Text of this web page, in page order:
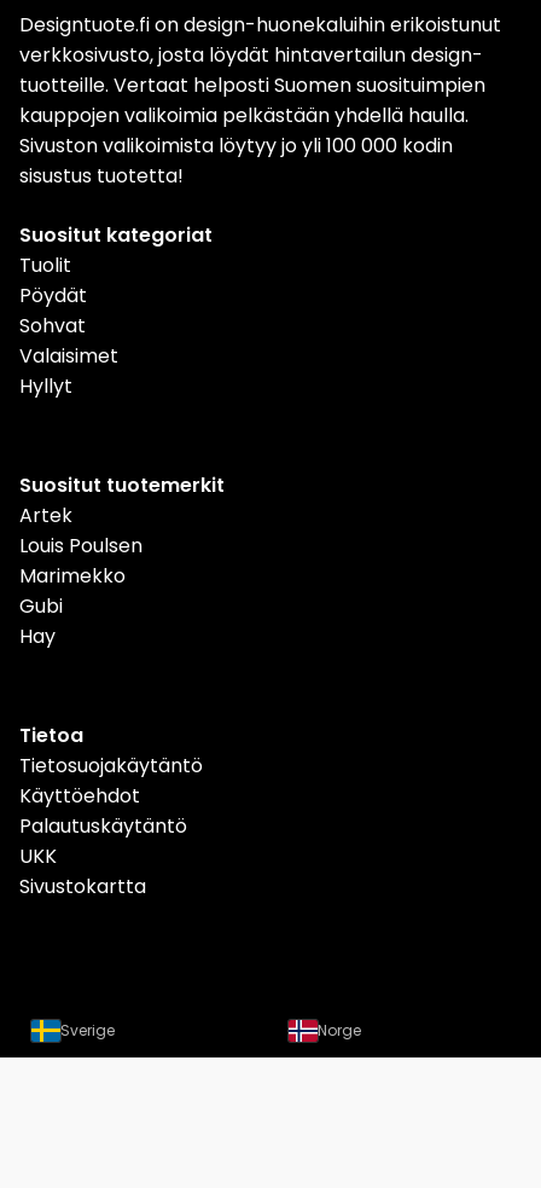
Designtuote.fi on design-huonekaluihin erikoistunut
verkkosivusto, josta löydät hintavertailun design-
tuotteille. Vertaat helposti Suomen suosituimpien
kauppojen valikoimia pelkästään yhdellä haulla.
Sivuston valikoimista löytyy jo yli 100 000 kodin
sisustus tuotetta!
Suositut kategoriat
Tuolit
Pöydät
Sohvat
Valaisimet
Hyllyt
Suositut tuotemerkit
Artek
Louis Poulsen
Marimekko
Gubi
Hay
Tietoa
Tietosuojakäytäntö
Käyttöehdot
Palautuskäytäntö
UKK
Sivustokartta
Sverige Norge